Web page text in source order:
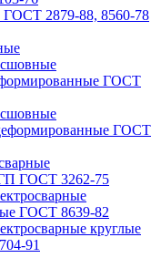
2879-88, 8560-78
ГОСТ
ГОСТ
ГОСТ 3262-75
ГОСТ 8639-82
круглые
91